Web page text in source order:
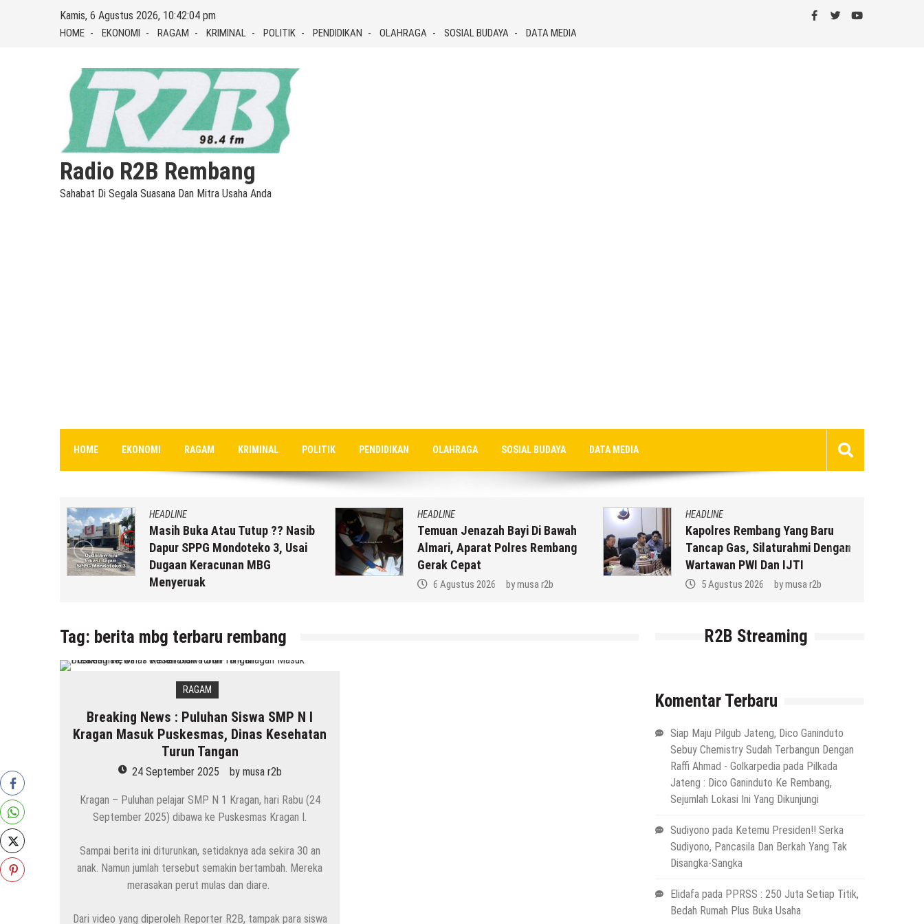
Kamis, 6 Agustus 2026, 10:42:04 pm
HOME EKONOMI RAGAM KRIMINAL POLITIK PENDIDIKAN OLAHRAGA SOSIAL BUDAYA DATA MEDIA
Radio R2B Rembang
Sahabat Di Segala Suasana Dan Mitra Usaha Anda
HOME EKONOMI RAGAM KRIMINAL POLITIK PENDIDIKAN OLAHRAGA SOSIAL BUDAYA DATA MEDIA
HEADLINE
Masih Buka Atau Tutup ?? Nasib
Dapur SPPG Mondoteko 3, Usai
Dugaan Keracunan MBG
Menyeruak
HEADLINE
Temuan Jenazah Bayi Di Bawah
Almari, Aparat Polres Rembang
Gerak Cepat
6 Agustus 2026 bymusa r2b
HEADLINE
Kapolres Rembang Yang Baru
Tancap Gas, Silaturahmi Dengan
Wartawan PWI Dan IJTI
5 Agustus 2026 bymusa r2b
Tag: berita mbg terbaru rembang
RAGAM
Breaking News : Puluhan Siswa SMP N I
Kragan Masuk Puskesmas, Dinas Kesehatan
Turun Tangan
24 September 2025 by musa r2b
Kragan – Puluhan pelajar SMP N 1 Kragan, hari Rabu (24
September 2025) dibawa ke Puskesmas Kragan I.
Sampai berita ini diturunkan, setidaknya ada sekira 30 an
anak. Namun jumlah tersebut semakin bertambah. Mereka
merasakan perut mulas dan diare.
Dari video yang diperoleh Reporter R2B, tampak para siswa
R2B Streaming
Komentar Terbaru
Siap Maju Pilgub Jateng, Dico Ganinduto
Sebuy Chemistry Sudah Terbangun Dengan
Raffi Ahmad - Golkarpediapada Pilkada
Jateng : Dico Ganinduto Ke Rembang,
Sejumlah Lokasi Ini Yang Dikunjungi
Sudiyono pada Ketemu Presiden!! Serka
Sudiyono, Pancasila Dan Berkah Yang Tak
Disangka-Sangka
Elidafapada PPRSS : 250 Juta Setiap Titik,
Bedah Rumah Plus Buka Usaha